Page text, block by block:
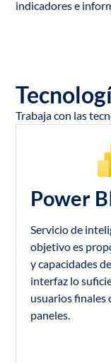
indicadores e
Trabaja con las
Power
Servicio de
objetivo es
y capacidades
interfaz lo
usuarios finales
paneles.